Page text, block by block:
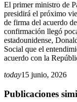
El primer ministro de
presidirá el próximo
de firma del acuerdo
confirmación llegó
estadounidense,
Social que el
acuerdo con la
today15 junio, 2026
Publicaciones